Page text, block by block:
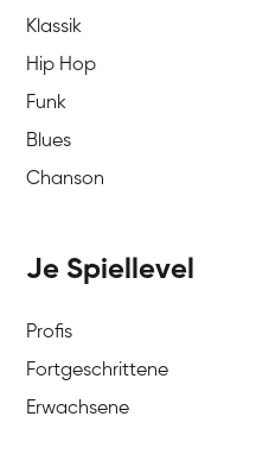
Klassik
Hip Hop
Funk
Blues
Chanson
Je Spiellevel
Profis
Fortgeschrittene
Erwachsene